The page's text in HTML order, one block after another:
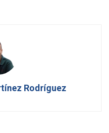
Rodríguez